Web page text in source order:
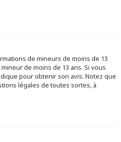
de mineurs de moins de 13
de moins de 13 ans. Si vous
pour obtenir son avis. Notez que
légales de toutes sortes, à